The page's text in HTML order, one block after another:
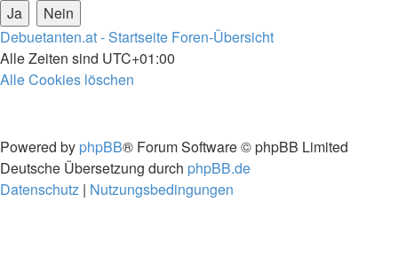
Debuetanten.at - Startseite Foren-Übersicht
Alle Zeiten sind UTC+01:00
Alle Cookies löschen
Powered by phpBB® Forum Software © phpBB Limited
Deutsche Übersetzung durch phpBB.de
Datenschutz | Nutzungsbedingungen